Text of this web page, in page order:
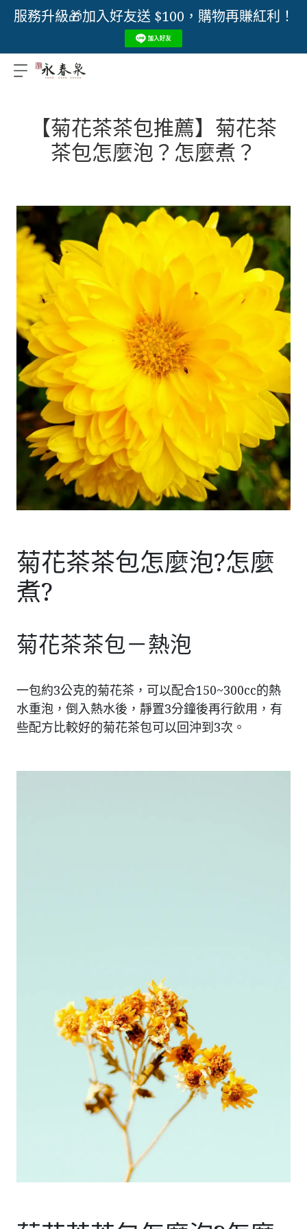
服務升級🎁加入好友送 $100，購物再賺紅利！
【菊花茶茶包推薦】菊花茶
茶包怎麼泡？怎麼煮？
菊花茶茶包怎麼泡?怎麼
煮?
菊花茶茶包－熱泡
一包約3公克的菊花茶，可以配合150~300cc的熱
水重泡，倒入熱水後，靜置3分鐘後再行飲用，有
些配方比較好的菊花茶包可以回沖到3次。